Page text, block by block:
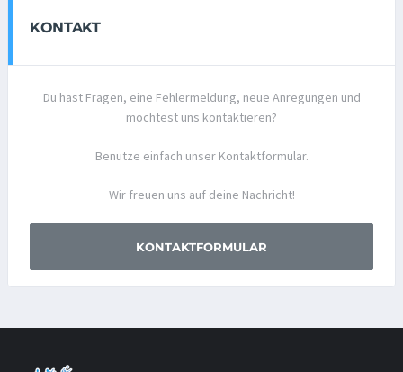
KONTAKT
Du hast Fragen, eine Fehlermeldung, neue Anregungen und
möchtest uns kontaktieren?
Benutze einfach unser Kontaktformular.
Wir freuen uns auf deine Nachricht!
KONTAKTFORMULAR